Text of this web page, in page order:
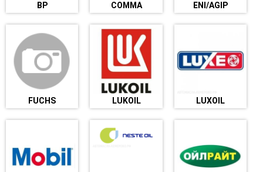
BP COMMA ENI/AGIP
FUCHS LUKOIL LUXOIL